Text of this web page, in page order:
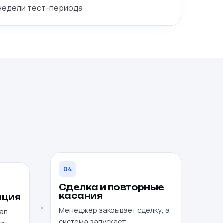
тест-периода
→
04
Сделка и повторные
касания
Менеджер закрывает сделку, а